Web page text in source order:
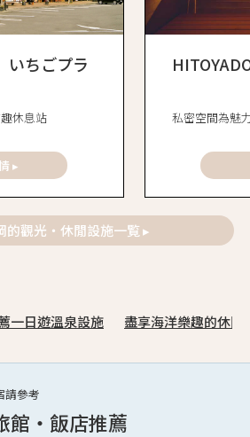
ちごプラ
休息站
▸
私密空間為魅
的觀光・休閒設施一覧 ▸
一日遊溫泉設施 盡享海洋樂趣的休
請參考
館・飯店推薦